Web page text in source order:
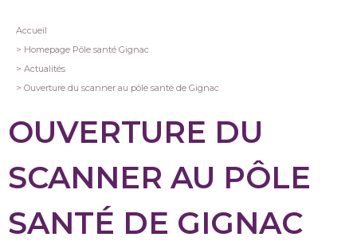
Fil
d'Ariane
Accueil
Homepage Pôle santé Gignac
Actualités
Ouverture du scanner au pôle santé de Gignac
OUVERTURE DU
SCANNER AU PÔLE
SANTÉ DE GIGNAC